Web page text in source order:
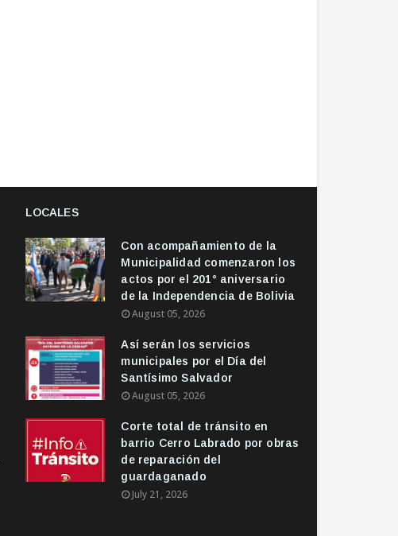
LOCALES
Con acompañamiento de la
Municipalidad comenzaron los
actos por el 201° aniversario
de la Independencia de Bolivia
August 05, 2026
Así serán los servicios
municipales por el Día del
Santísimo Salvador
August 05, 2026
Corte total de tránsito en
barrio Cerro Labrado por obras
de reparación del
guardaganado
July 21, 2026